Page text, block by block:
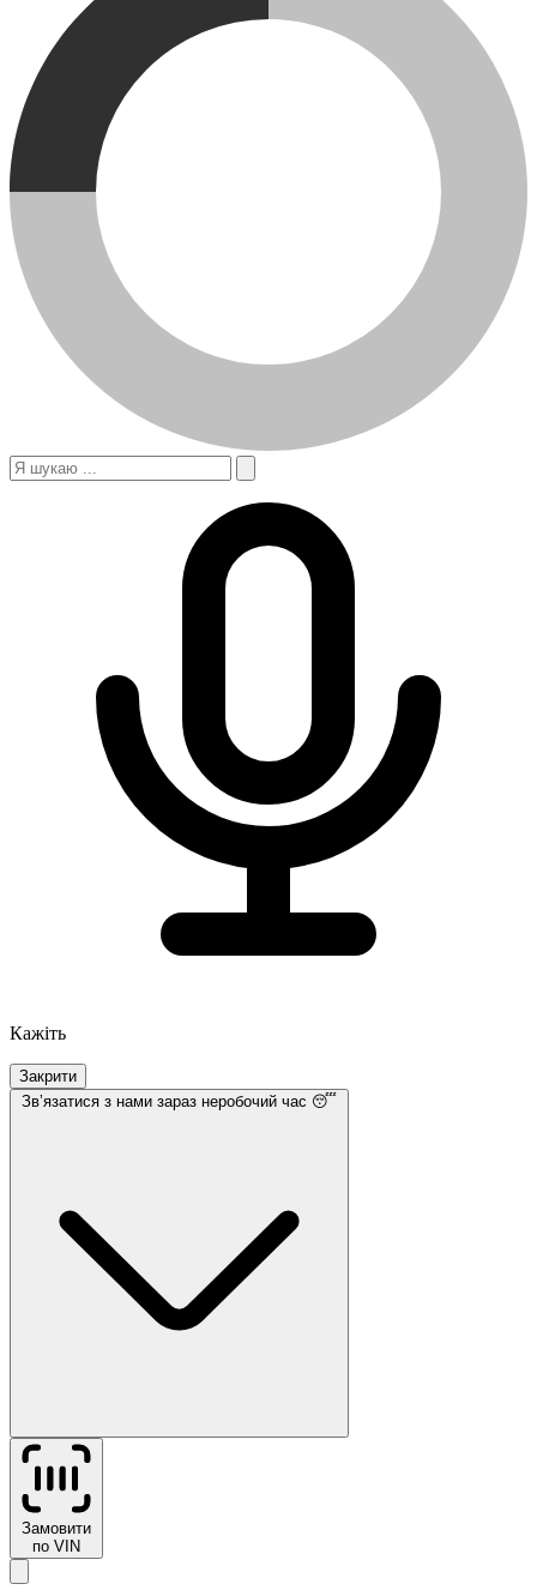
Кажіть
Закрити
Звʼязатися з нами зараз неробочий час 😴
Замовити
по VIN